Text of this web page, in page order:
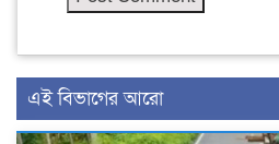
এই বিভাগের আরো